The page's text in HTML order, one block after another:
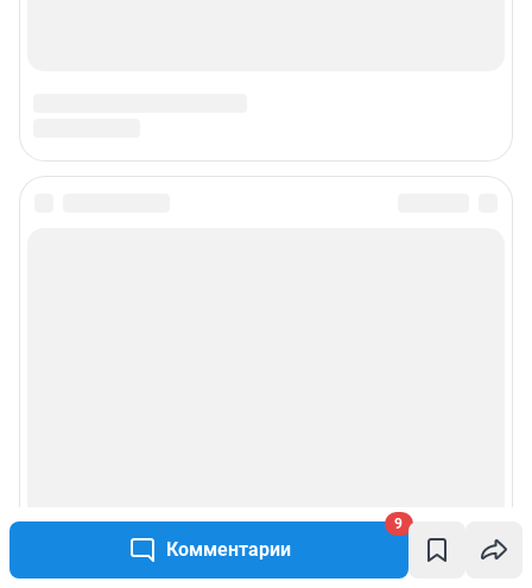
Комментарии
9